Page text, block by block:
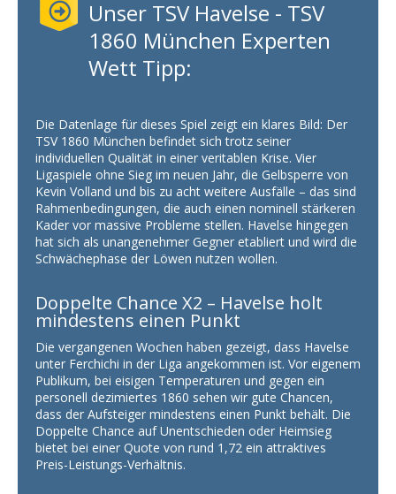
Unser TSV Havelse - TSV
1860 München Experten
Wett Tipp:
Die Datenlage für dieses Spiel zeigt ein klares Bild: Der
TSV 1860 München befindet sich trotz seiner
individuellen Qualität in einer veritablen Krise. Vier
Ligaspiele ohne Sieg im neuen Jahr, die Gelbsperre von
Kevin Volland und bis zu acht weitere Ausfälle – das sind
Rahmenbedingungen, die auch einen nominell stärkeren
Kader vor massive Probleme stellen. Havelse hingegen
hat sich als unangenehmer Gegner etabliert und wird die
Schwächephase der Löwen nutzen wollen.
Doppelte Chance X2 – Havelse holt
mindestens einen Punkt
Die vergangenen Wochen haben gezeigt, dass Havelse
unter Ferchichi in der Liga angekommen ist. Vor eigenem
Publikum, bei eisigen Temperaturen und gegen ein
personell dezimiertes 1860 sehen wir gute Chancen,
dass der Aufsteiger mindestens einen Punkt behält. Die
Doppelte Chance auf Unentschieden oder Heimsieg
bietet bei einer Quote von rund 1,72 ein attraktives
Preis-Leistungs-Verhältnis.